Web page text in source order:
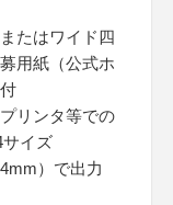
たはワイド四
用紙（公式ホ
リンタ等での
イズ
）で出力